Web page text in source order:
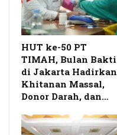
HUT ke-50 PT
TIMAH, Bulan Bakti
di Jakarta Hadirkan
Khitanan Massal,
Donor Darah, dan…